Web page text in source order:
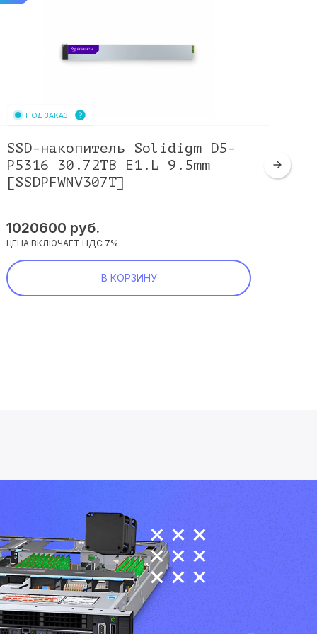
ПОД ЗАКАЗ
SSD-накопитель Solidigm D5-
P5316 30.72TB E1.L 9.5mm
[SSDPFWNV307T]
1020600 руб.
ЦЕНА ВКЛЮЧАЕТ НДС 7%
В КОРЗИНУ